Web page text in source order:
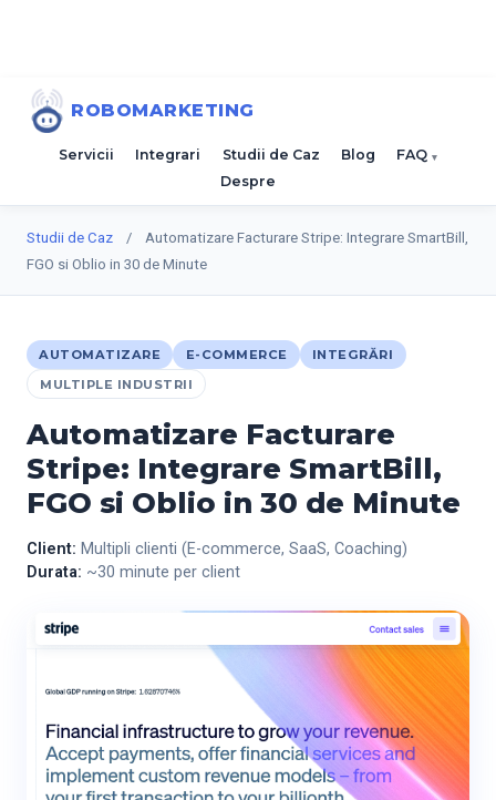
ROBOMARKETING
Servicii Integrari Studii de Caz Blog
FAQ
Despre
Studii de Caz /
Automatizare Facturare Stripe: Integrare SmartBill,
FGO si Oblio in 30 de Minute
AUTOMATIZARE E-COMMERCE
INTEGRĂRI
MULTIPLE INDUSTRII
Automatizare Facturare
Stripe: Integrare SmartBill,
FGO si Oblio in 30 de Minute
Client: Multipli clienti (E-commerce, SaaS, Coaching)
Durata: ~30 minute per client